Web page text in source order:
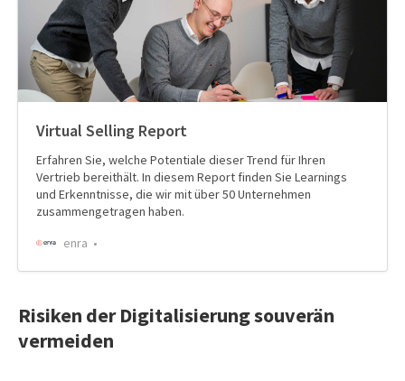
Virtual Selling Report
Erfahren Sie, welche Potentiale dieser Trend für Ihren
Vertrieb bereithält. In diesem Report finden Sie Learnings
und Erkenntnisse, die wir mit über 50 Unternehmen
zusammengetragen haben.
enra
Risiken der Digitalisierung souverän
vermeiden